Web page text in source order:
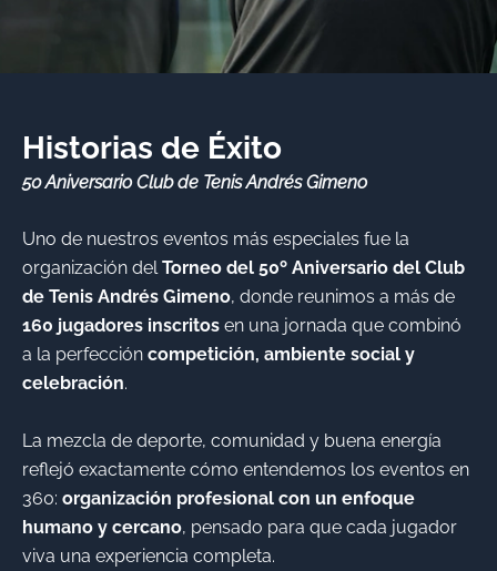
Historias de Éxito
50 Aniversario Club de Tenis Andrés Gimeno
Uno de nuestros eventos más especiales fue la
organización delTorneo del 50º Aniversario del Club
de Tenis Andrés Gimeno, donde reunimos a más de
160 jugadores inscritos en una jornada que combinó
a la perfección competición, ambiente social y
celebración.
La mezcla de deporte, comunidad y buena energía
reflejó exactamente cómo entendemos los eventos en
360: organización profesional con un enfoque
humano y cercano, pensado para que cada jugador
viva una experiencia completa.